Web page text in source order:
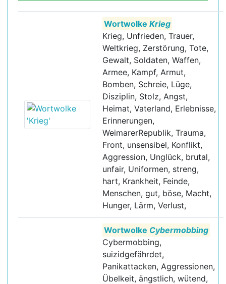
WortwolkeKrieg
Krieg, Unfrieden, Trauer,
Weltkrieg, Zerstörung, Tote,
Gewalt, Soldaten, Waffen,
Armee, Kampf, Armut,
Bomben, Schreie, Lüge,
Disziplin, Stolz, Angst,
Heimat, Vaterland, Erlebnisse,
Erinnerungen,
WeimarerRepublik, Trauma,
Front, unsensibel, Konflikt,
Aggression, Unglück, brutal,
unfair, Uniformen, streng,
hart, Krankheit, Feinde,
Menschen, gut, böse, Macht,
Hunger, Lärm, Verlust,
Wortwolke Cybermobbing
Cybermobbing,
suizidgefährdet,
Panikattacken, Aggressionen,
Übelkeit, ängstlich, wütend,